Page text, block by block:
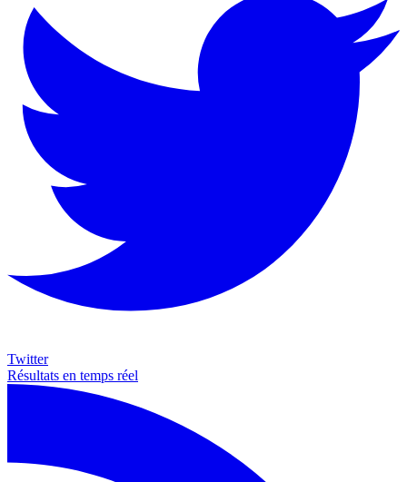
Twitter
Résultats en temps réel